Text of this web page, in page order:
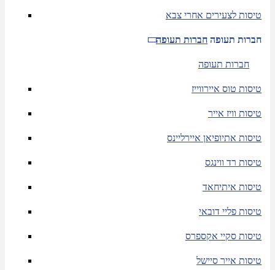
טיסות לצעירים אחרי צבא
חברות תעופה חברות תעופה
חברות תעופה
טיסות טוס איירווייז
טיסות וויז אייר
טיסות אתיופיאן איירליינס
טיסות רד ווינגס
טיסות איתיחאד
טיסות פליי דובאי
טיסות סקיי אקספרס
טיסות אייר סיישל